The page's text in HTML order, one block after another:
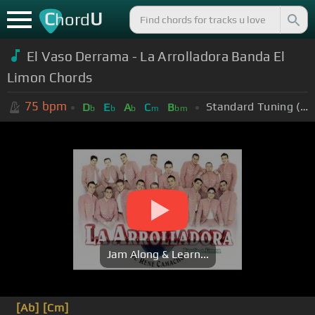
ChordU
El Vaso Derrama - La Arrolladora Banda El
Limon Chords
75 bpm Db Eb Ab Cm Bbm Standard Tuning (EADGBE)
Jam Along & Learn...
[Ab] [Cm]